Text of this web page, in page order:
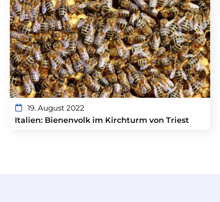
19. August 2022
Italien: Bienenvolk im Kirchturm von Triest